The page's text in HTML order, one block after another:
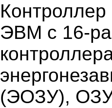
ЭВМ с 16-
(ЭОЗУ), ОЗУ